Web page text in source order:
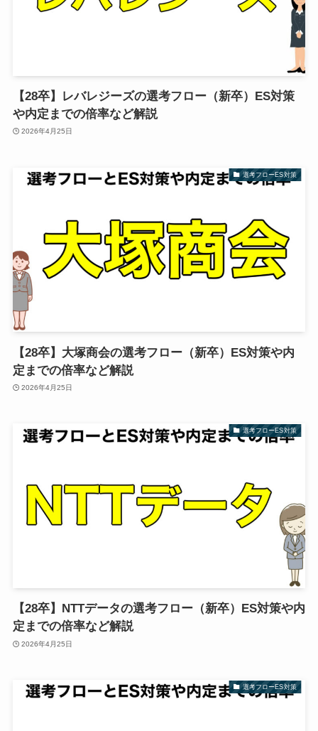
【28卒】レバレジーズの選考フロー（新卒）ES対策
や内定までの倍率など解説
2026年4月25日
選考フローES対策
【28卒】大塚商会の選考フロー（新卒）ES対策や内
定までの倍率など解説
2026年4月25日
選考フローES対策
【28卒】NTTデータの選考フロー（新卒）ES対策や内
定までの倍率など解説
2026年4月25日
選考フローES対策